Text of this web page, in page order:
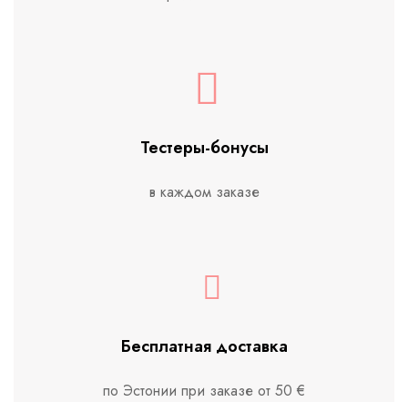
Тестеры-бонусы
в каждом заказе
Бесплатная доставка
по Эстонии при заказе от 50 €